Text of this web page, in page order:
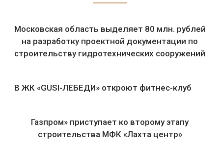
Московская область выделяет 80 млн. рублей
на разработку проектной документации по
строительству гидротехнических сооружений
В ЖК «GUSI-ЛЕБЕДИ» откроют фитнес-клуб
Газпром» приступает ко второму этапу
строительства МФК «Лахта центр»